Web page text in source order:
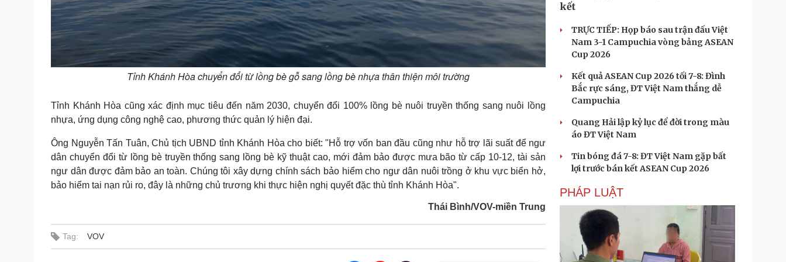
Tỉnh Khánh Hòa chuyển đổi từ lồng bè gỗ sang lồng bè nhựa thân thiện môi trường
Tỉnh Khánh Hòa cũng xác định mục tiêu đến năm 2030, chuyển đổi 100% lồng bè nuôi truyền thống sang nuôi lồng
nhựa, ứng dụng công nghệ cao, phương thức quản lý hiện đại.
Ông Nguyễn Tấn Tuân, Chủ tịch UBND tỉnh Khánh Hòa cho biết: "Hỗ trợ vốn ban đầu cũng như hỗ trợ lãi suất để ngư
dân chuyển đổi từ lồng bè truyền thống sang lồng bè kỹ thuật cao, mới đảm bảo được mưa bão từ cấp 10-12, tài sản
ngư dân được đảm bảo an toàn. Chúng tôi xây dựng chính sách bảo hiểm cho ngư dân nuôi trồng ở khu vực biển hở,
bảo hiểm tai nạn rủi ro, đây là những chủ trương khi thực hiện nghị quyết đặc thù tỉnh Khánh Hòa".
Thái Bình/VOV-miền Trung
Tag: VOV
kết
TRỰC TIẾP: Họp báo sau trận đấu Việt
Nam 3-1 Campuchia vòng bảng ASEAN
Cup 2026
Kết quả ASEAN Cup 2026 tối 7-8: Đình
Bắc rực sáng, ĐT Việt Nam thắng dễ
Campuchia
Quang Hải lập kỷ lục để đời trong màu
áo ĐT Việt Nam
Tin bóng đá 7-8: ĐT Việt Nam gặp bất
lợi trước bán kết ASEAN Cup 2026
PHÁP LUẬT